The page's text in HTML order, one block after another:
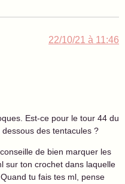
22/10/21 à 11:46
Est-ce pour le tour 44 du
des tentacules ?
de bien marquer les
sur ton crochet dans laquelle
tu fais tes ml, pense